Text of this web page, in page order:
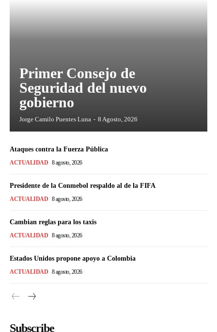
Primer Consejo de
Seguridad del nuevo
gobierno
Jorge Camilo Puentes Luna - 8 Agosto, 2026
Ataques contra la Fuerza Pública
ACTUALIDAD 8 agosto, 2026
Presidente de la Conmebol respaldo al de la FIFA
ACTUALIDAD 8 agosto, 2026
Cambian reglas para los taxis
ACTUALIDAD 8 agosto, 2026
Estados Unidos propone apoyo a Colombia
ACTUALIDAD 8 agosto, 2026
Subscribe